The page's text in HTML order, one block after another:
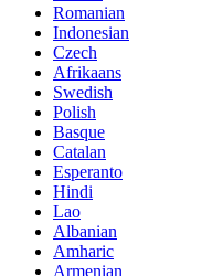
Romanian
Indonesian
Czech
Afrikaans
Swedish
Polish
Basque
Catalan
Esperanto
Hindi
Lao
Albanian
Amharic
Armenian